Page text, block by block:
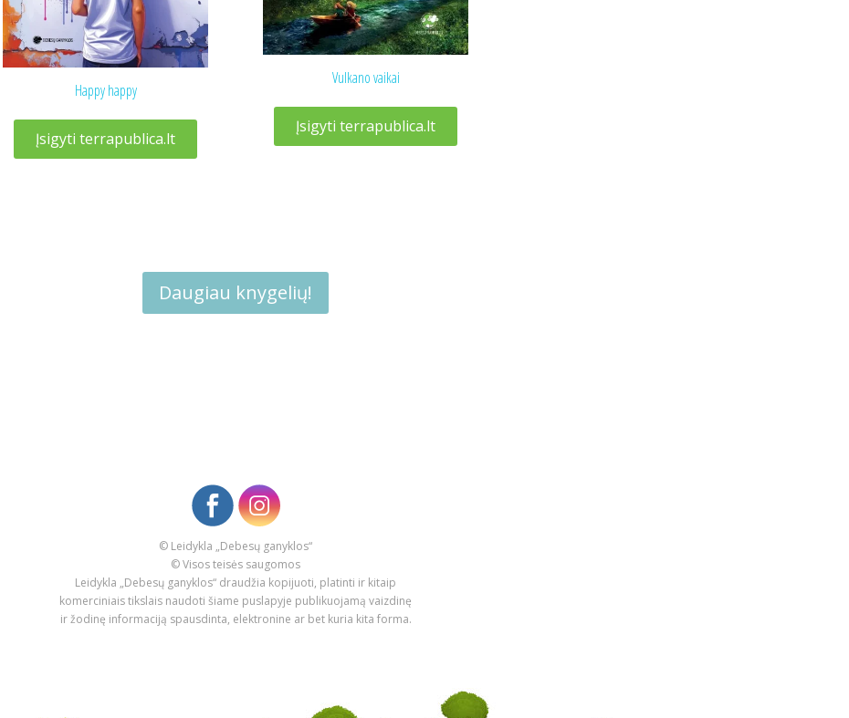
Happy happy
Įsigyti terrapublica.lt
Vulkano vaikai
Įsigyti terrapublica.lt
Daugiau knygelių!
© Leidykla „Debesų ganyklos“
© Visos teisės saugomos
Leidykla „Debesų ganyklos“ draudžia kopijuoti, platinti ir kitaip
komerciniais tikslais naudoti šiame puslapyje publikuojamą vaizdinę
ir žodinę informaciją spausdinta, elektronine ar bet kuria kita forma.